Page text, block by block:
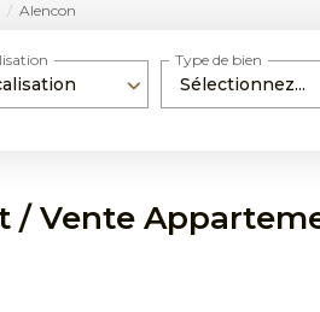
Alencon
Sélectionnez...
Type de bien
/ Vente